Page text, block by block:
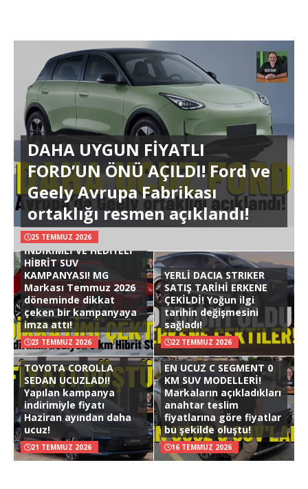
DAHA UYGUN FİYATLI
FORD’UN ÖNÜ AÇILDI! Ford ve
Geely Avrupa Fabrikası
ortaklığı resmen açıklandı!
25 TEMMUZ 2026
İNDİRİMLİ VE HEDİYELİ
HİBRİT SUV
KAMPANYASI! MG
Markası Temmuz 2026
döneminde dikkat
çeken bir kampanyaya
imza attı!
23 TEMMUZ 2026
YERLİ DACIA STRIKER
SATIŞ TARİHİ ERKENE
ÇEKİLDİ! Yoğun ilgi
tarihin değişmesini
sağladı!
22 TEMMUZ 2026
TOYOTA COROLLA
SEDAN UCUZLADI!
Yapılan kampanya
indirimiyle fiyatı
Haziran ayından daha
ucuz!
21 TEMMUZ 2026
EN UCUZ C SEGMENT 0
KM SUV MODELLERİ!
Markaların açıkladıkları
anahtar teslim
fiyatlarına göre fiyatlar
bu şekilde oluştu!
16 TEMMUZ 2026